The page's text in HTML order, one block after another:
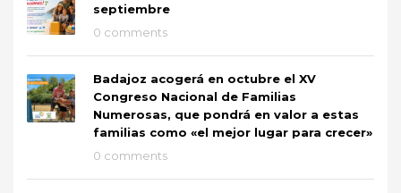
septiembre
0 comments
Badajoz acogerá en octubre el XV
Congreso Nacional de Familias
Numerosas, que pondrá en valor a estas
familias como «el mejor lugar para crecer»
0 comments